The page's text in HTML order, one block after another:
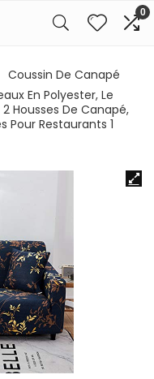
0
Coussin De Canapé
En Polyester, Le
Housses De Canapé,
Pour Restaurants 1